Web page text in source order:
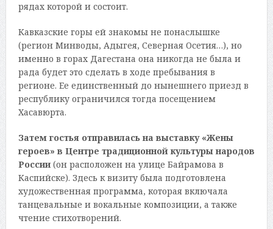
рядах которой и состоит.
Кавказские горы ей знакомы не понаслышке
(регион Минводы, Адыгея, Северная Осетия…), но
именно в горах Дагестана она никогда не была и
рада будет это сделать в ходе пребывания в
регионе. Ее единственный до нынешнего приезд в
республику ограничился тогда посещением
Хасавюрта.
Затем гостья отправилась на выставку «Жены
героев» в Центре традиционной культуры народов
России(он расположен на улице Байрамова в
Каспийске). Здесь к визиту была подготовлена
художественная программа, которая включала
танцевальные и вокальные композиции, а также
чтение стихотворений.